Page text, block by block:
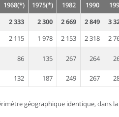
1968(*) 1975(*) 1982 1990
2 333 2 300 2 669 2 849 3
2 115 1 978 2 153 2 318 2
86 135 267 264
132 187 249 267
géographique identique, dans